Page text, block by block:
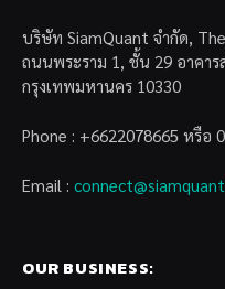
บริษัท SiamQuant จำกัด,
ถนนพระราม 1, ชั้น 29 อาคา
กรุงเทพมหานคร 10330
Phone : +6622078665 หรือ
Email :
OUR BUSINESS: